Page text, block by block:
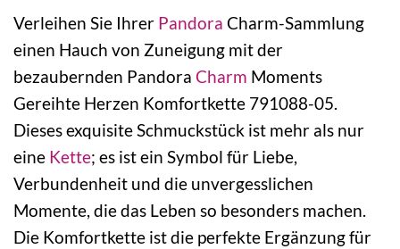
Verleihen Sie Ihrer Pandora Charm-Sammlung
einen Hauch von Zuneigung mit der
bezaubernden Pandora Charm Moments
Gereihte Herzen Komfortkette 791088-05.
Dieses exquisite Schmuckstück ist mehr als nur
eine Kette; es ist ein Symbol für Liebe,
Verbundenheit und die unvergesslichen
Momente, die das Leben so besonders machen.
Die Komfortkette ist die perfekte Ergänzung für